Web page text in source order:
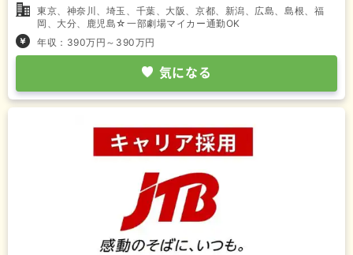
東京、神奈川、埼玉、千葉、大阪、京都、新潟、広島、島根、福
岡、大分、鹿児島☆一部劇場マイカー通勤OK
年収：390万円～390万円
気になる